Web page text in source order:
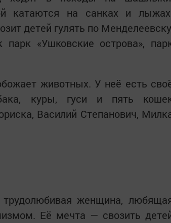
катаются на санках и
детей гулять по
«Ушковские острова»,
животных. У неё есть
куры, гуси и пять
Василий Степанович,
женщина,
Её мечта — свозить